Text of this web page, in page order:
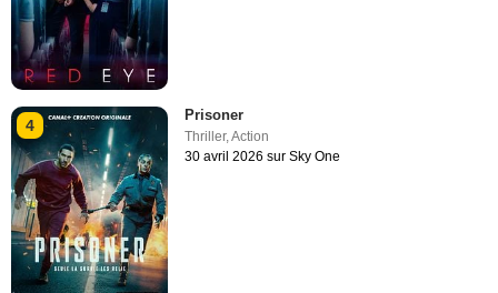
4
Prisoner
Thriller,Action
30 avril 2026 sur Sky One